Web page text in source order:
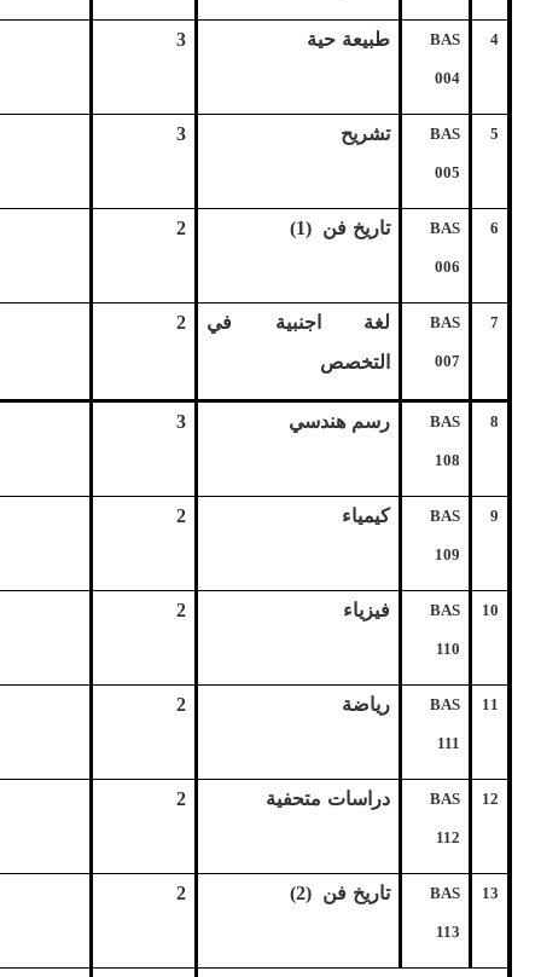
4
BAS
004
طبيعة حية 3
5
BAS
005
تشريح 3
6
BAS
006
تاريخ فن (1) 2
7
BAS
007
لغة اجنبية في
التخصص
2
8
BAS
108
رسم هندسي 3
9
BAS
109
كيمياء 2
10
BAS
110
فيزياء 2
11
BAS
111
رياضة 2
12
BAS
112
دراسات متحفية 2
13
BAS
113
تاريخ فن (2) 2